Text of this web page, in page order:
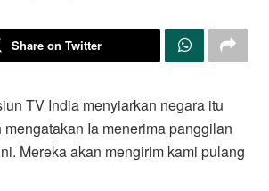
Share on Twitter
TV India menyiarkan negara itu
Ia menerima panggilan
Mereka akan mengirim kami pulang